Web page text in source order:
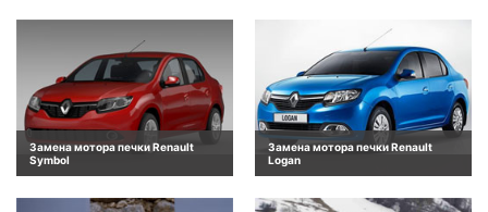
Замена мотора печки Renault
Symbol
Замена мотора печки Renault
Logan